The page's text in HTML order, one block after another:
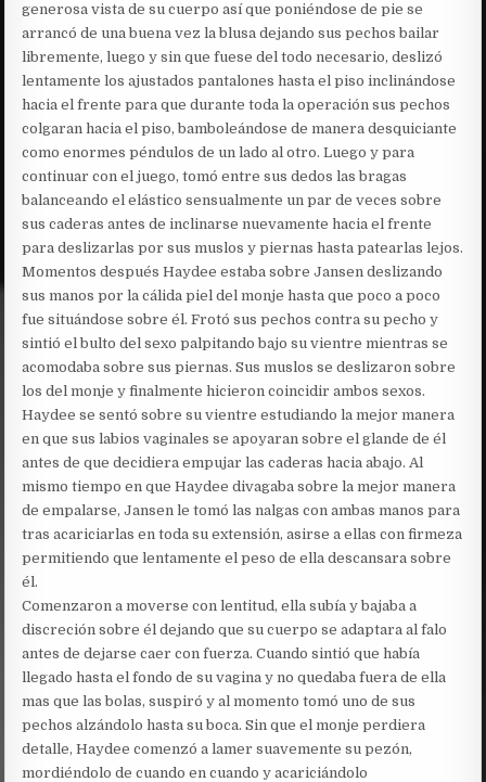
generosa vista de su cuerpo así que poniéndose de pie se
arrancó de una buena vez la blusa dejando sus pechos bailar
libremente, luego y sin que fuese del todo necesario, deslizó
lentamente los ajustados pantalones hasta el piso inclinándose
hacia el frente para que durante toda la operación sus pechos
colgaran hacia el piso, bamboleándose de manera desquiciante
como enormes péndulos de un lado al otro. Luego y para
continuar con el juego, tomó entre sus dedos las bragas
balanceando el elástico sensualmente un par de veces sobre
sus caderas antes de inclinarse nuevamente hacia el frente
para deslizarlas por sus muslos y piernas hasta patearlas lejos.
Momentos después Haydee estaba sobre Jansen deslizando
sus manos por la cálida piel del monje hasta que poco a poco
fue situándose sobre él. Frotó sus pechos contra su pecho y
sintió el bulto del sexo palpitando bajo su vientre mientras se
acomodaba sobre sus piernas. Sus muslos se deslizaron sobre
los del monje y finalmente hicieron coincidir ambos sexos.
Haydee se sentó sobre su vientre estudiando la mejor manera
en que sus labios vaginales se apoyaran sobre el glande de él
antes de que decidiera empujar las caderas hacia abajo. Al
mismo tiempo en que Haydee divagaba sobre la mejor manera
de empalarse, Jansen le tomó las nalgas con ambas manos para
tras acariciarlas en toda su extensión, asirse a ellas con firmeza
permitiendo que lentamente el peso de ella descansara sobre
él.
Comenzaron a moverse con lentitud, ella subía y bajaba a
discreción sobre él dejando que su cuerpo se adaptara al falo
antes de dejarse caer con fuerza. Cuando sintió que había
llegado hasta el fondo de su vagina y no quedaba fuera de ella
mas que las bolas, suspiró y al momento tomó uno de sus
pechos alzándolo hasta su boca. Sin que el monje perdiera
detalle, Haydee comenzó a lamer suavemente su pezón,
mordiéndolo de cuando en cuando y acariciándolo